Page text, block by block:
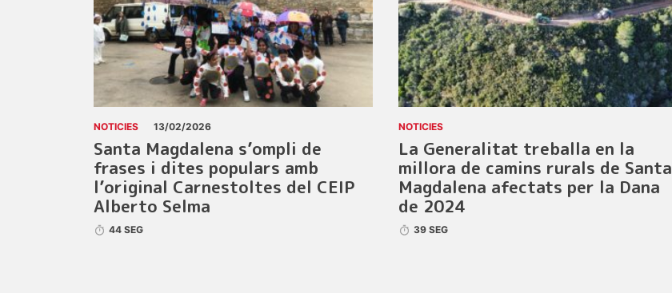
NOTICIES 13/02/2026
Santa Magdalena s’ompli de
frases i dites populars amb
l’original Carnestoltes del CEIP
Alberto Selma
44 SEG
NOTICIES
La Generalitat treballa en la
millora de camins rurals de Santa
Magdalena afectats per la Dana
de 2024
39 SEG